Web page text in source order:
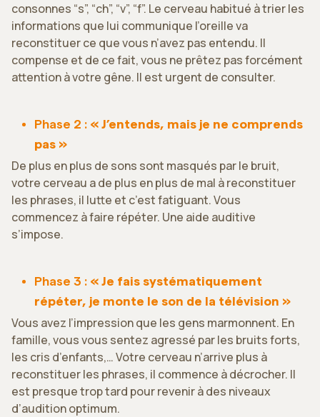
consonnes “s”, “ch”, “v”, “f”. Le cerveau habitué à trier les
informations que lui communique l’oreille va
reconstituer ce que vous n’avez pas entendu. Il
compense et de ce fait, vous ne prêtez pas forcément
attention à votre gêne. Il est urgent de consulter.
Phase 2 : « J’entends, mais je ne comprends
pas »
De plus en plus de sons sont masqués par le bruit,
votre cerveau a de plus en plus de mal à reconstituer
les phrases, il lutte et c’est fatiguant. Vous
commencez à faire répéter. Une aide auditive
s’impose.
Phase 3 : « Je fais systématiquement
répéter, je monte le son de la télévision »
Vous avez l’impression que les gens marmonnent. En
famille, vous vous sentez agressé par les bruits forts,
les cris d’enfants,… Votre cerveau n’arrive plus à
reconstituer les phrases, il commence à décrocher. Il
est presque trop tard pour revenir à des niveaux
d’audition optimum.